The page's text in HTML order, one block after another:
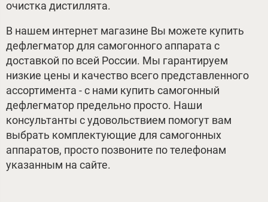
очистка дистиллята.
В нашем интернет магазине Вы можете купить
дефлегматор для самогонного аппарата с
доставкой по всей России. Мы гарантируем
низкие цены и качество всего представленного
ассортимента - с нами купить самогонный
дефлегматор предельно просто. Наши
консультанты с удовольствием помогут вам
выбрать комплектующие для самогонных
аппаратов, просто позвоните по телефонам
указанным на сайте.